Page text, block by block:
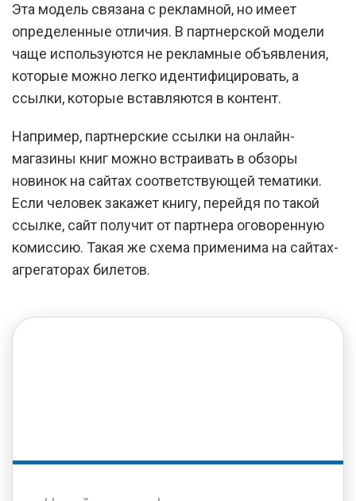
Эта модель связана с рекламной, но имеет
определенные отличия. В партнерской модели
чаще используются не рекламные объявления,
которые можно легко идентифицировать, а
ссылки, которые вставляются в контент.
Например, партнерские ссылки на онлайн-
магазины книг можно встраивать в обзоры
новинок на сайтах соответствующей тематики.
Если человек закажет книгу, перейдя по такой
ссылке, сайт получит от партнера оговоренную
комиссию. Такая же схема применима на сайтах-
агрегаторах билетов.